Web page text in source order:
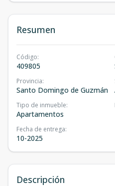
Resumen
Código:
409805
Provincia:
Santo Domingo de Guzmán
Tipo de inmueble:
Apartamentos
Fecha de entrega:
10-2025
Descripción